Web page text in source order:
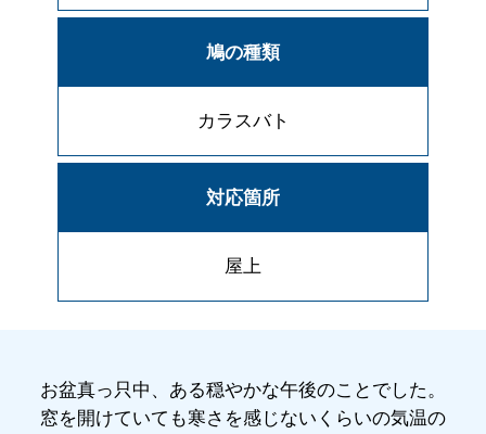
鳩の種類
カラスバト
対応箇所
屋上
お盆真っ只中、ある穏やかな午後のことでした。
窓を開けていても寒さを感じないくらいの気温の